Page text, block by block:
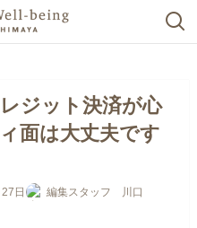
ジット決済が心
面は大丈夫です
日 編集スタッフ 川口